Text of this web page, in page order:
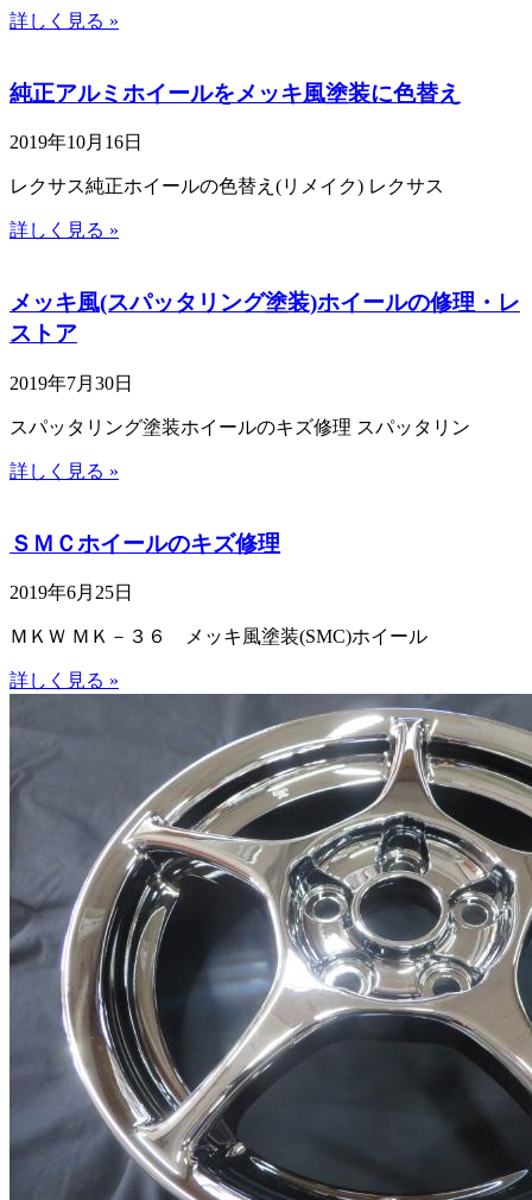
詳しく見る »
純正アルミホイールをメッキ風塗装に色替え
2019年10月16日
レクサス純正ホイールの色替え(リメイク) レクサス
詳しく見る »
メッキ風(スパッタリング塗装)ホイールの修理・レ
ストア
2019年7月30日
スパッタリング塗装ホイールのキズ修理 スパッタリン
詳しく見る »
ＳＭＣホイールのキズ修理
2019年6月25日
ＭＫＷ ＭＫ－３６ メッキ風塗装(SMC)ホイール
詳しく見る »